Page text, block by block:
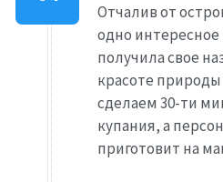
Отчалив от
одно интересное
получила свое
красоте
сделаем 30-ти
купания, а
приготовит на